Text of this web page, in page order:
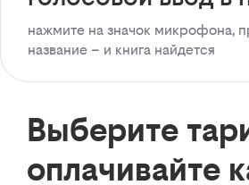
нажмите на значок микрофона,
название – и книга найдется
Выберите
оплачивайте